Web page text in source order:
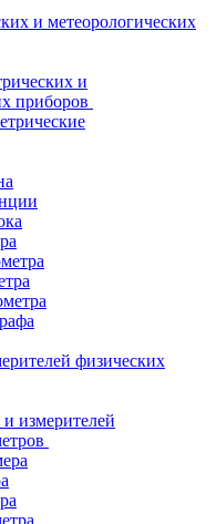
и метеорологических
и
приборов
физических
измерителей